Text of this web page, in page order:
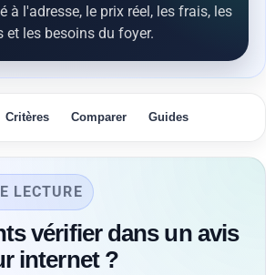
prix réel, les frais, les
et les besoins du foyer.
Critères Comparer Guides
LECTURE
vérifier dans un avis
internet ?